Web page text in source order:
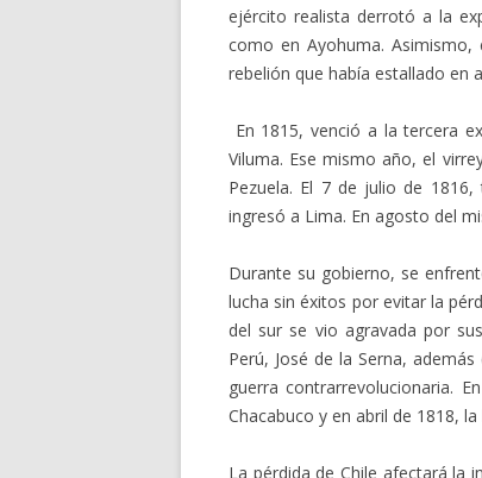
ejército realista derrotó a la
como en Ayohuma.
rebelión que había estallado en
En 1815, venció a la tercera
Viluma. Ese mismo año, el
Pezuela. El 7 de julio de
ingresó a Lima. En agosto del
Durante su gobierno, se
lucha sin éxitos por evitar la
del sur se vio agravada por
Perú, José de la Serna,
guerra contrarrevolucionaria.
Chacabuco y en abril de 1818,
La pérdida de Chile afectará la